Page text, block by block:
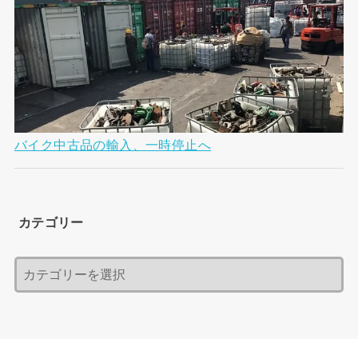
バイク中古品の輸入、一時停止へ
カテゴリー